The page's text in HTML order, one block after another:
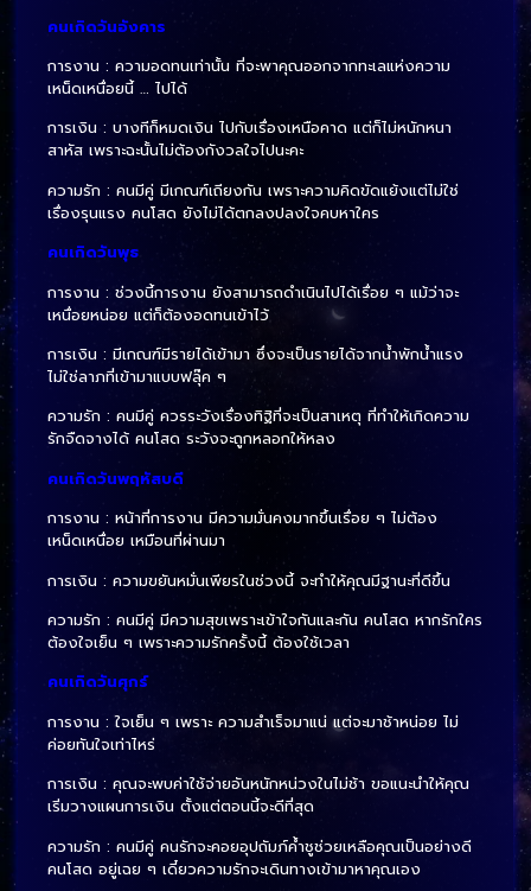
คนเกิดวันอังคาร
การงาน : ความอดทนเท่านั้น ที่จะพาคุณออกจากทะเลแห่งความ
เหน็ดเหนื่อยนี้ … ไปได้
การเงิน : บางทีก็หมดเงิน ไปกับเรื่องเหนือคาด แต่ก็ไม่หนักหนา
สาหัส เพราะฉะนั้นไม่ต้องกังวลใจไปนะคะ
ความรัก : คนมีคู่ มีเกณฑ์เถียงกัน เพราะความคิดขัดแย้งแต่ไม่ใช่
เรื่องรุนแรง คนโสด ยังไม่ได้ตกลงปลงใจคบหาใคร
คนเกิดวันพุธ
การงาน : ช่วงนี้การงาน ยังสามารถดำเนินไปได้เรื่อย ๆ แม้ว่าจะ
เหนื่อยหน่อย แต่ก็ต้องอดทนเข้าไว้
การเงิน : มีเกณฑ์มีรายได้เข้ามา ซึ่งจะเป็นรายได้จากน้ำพักน้ำแรง
ไม่ใช่ลาภที่เข้ามาแบบฟลุ๊ค ๆ
ความรัก : คนมีคู่ ควรระวังเรื่องทิฐิที่จะเป็นสาเหตุ ที่ทำให้เกิดความ
รักจืดจางได้ คนโสด ระวังจะถูกหลอกให้หลง
คนเกิดวันพฤหัสบดี
การงาน : หน้าที่การงาน มีความมั่นคงมากขึ้นเรื่อย ๆ ไม่ต้อง
เหน็ดเหนื่อย เหมือนที่ผ่านมา
การเงิน : ความขยันหมั่นเพียรในช่วงนี้ จะทำให้คุณมีฐานะที่ดีขึ้น
ความรัก : คนมีคู่ มีความสุขเพราะเข้าใจกันและกัน คนโสด หากรักใคร
ต้องใจเย็น ๆ เพราะความรักครั้งนี้ ต้องใช้เวลา
คนเกิดวันศุกร์
การงาน : ใจเย็น ๆ เพราะ ความสำเร็จมาแน่ แต่จะมาช้าหน่อย ไม่
ค่อยทันใจเท่าไหร่
การเงิน : คุณจะพบค่าใช้จ่ายอันหนักหน่วงในไม่ช้า ขอแนะนำให้คุณ
เริ่มวางแผนการเงิน ตั้งแต่ตอนนี้จะดีที่สุด
ความรัก : คนมีคู่ คนรักจะคอยอุปถัมภ์ค้ำชูช่วยเหลือคุณเป็นอย่างดี
คนโสด อยู่เฉย ๆ เดี๋ยวความรักจะเดินทางเข้ามาหาคุณเอง